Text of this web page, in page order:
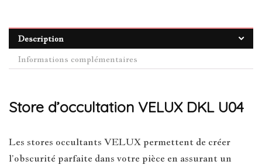
Description
Informations complémentaires
Store d’occultation VELUX DKL U04
Les stores occultants VELUX permettent de créer
l’obscurité parfaite dans votre pièce en assurant un